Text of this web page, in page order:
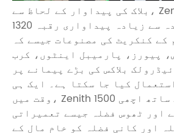
بلاک کی پیداوار کے لحاظ سے، Zenith 1500 کا
زیادہ سے زیادہ پیداواری رقبہ 1320x1150mm ہے،
کے کنکریٹ کی مصنوعات جیسے کہ
پیورز، پارمیبل اینٹوں، کرب
بلاکس کی بڑے پیمانے پر
کیا جا سکتا ہے۔ ایک ہی
وقت میں، Zenith 1500 خام مال کے ساتھ اچھی
اور ٹھوس فضلہ جیسے تعمیراتی
اور کانی فضلہ کو خام مال کے